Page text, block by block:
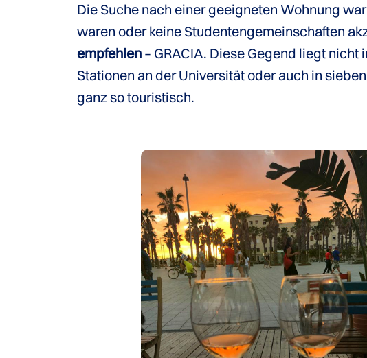
Die Suche nach einer geeigneten Wohnung
waren oder keine Studentengemeinschaften
empfehlen – GRACIA. Diese Gegend liegt
Stationen an der Universität oder auch in
ganz so touristisch.